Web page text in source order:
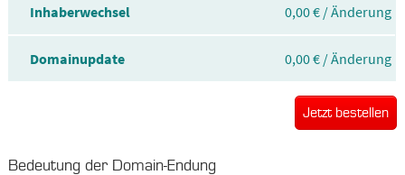
Inhaberwechsel 0,00 € / Änderung
Domainupdate 0,00 € / Änderung
Jetzt bestellen
Bedeutung der Domain-Endung